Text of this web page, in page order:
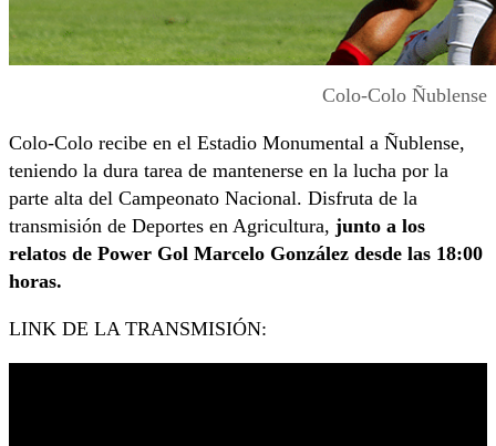
Colo-Colo Ñublense
Colo-Colo recibe en el Estadio Monumental a Ñublense,
teniendo la dura tarea de mantenerse en la lucha por la
parte alta del Campeonato Nacional. Disfruta de la
transmisión de Deportes en Agricultura, junto a los
relatos de Power Gol Marcelo González desde las 18:00
horas.
LINK DE LA TRANSMISIÓN: